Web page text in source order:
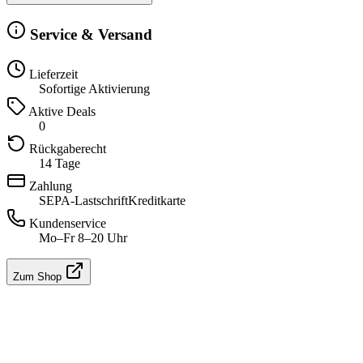
Service & Versand
Lieferzeit
Sofortige Aktivierung
Aktive Deals
0
Rückgaberecht
14 Tage
Zahlung
SEPA-LastschriftKreditkarte
Kundenservice
Mo–Fr 8–20 Uhr
Zum Shop